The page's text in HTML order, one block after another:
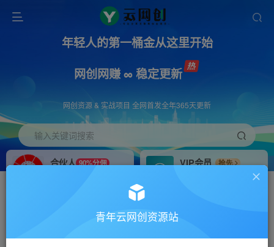
年轻人的第一桶金从这里开始
网创网赚 ∞ 稳定更新
网创资源 & 实战项目 全网首发全年365天更新
输入关键词搜索
合伙人 90%分佣
VIP会员
抢先
搭建同款网站，自己当老板
青年云网创资源站